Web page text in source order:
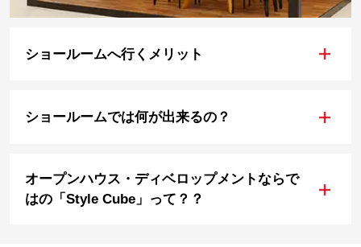
ショールームへ行くメリット +
ショールームでは何が出来るの？ +
オープンハウス・ディベロップメントならで
はの「Style Cube」って？？
+